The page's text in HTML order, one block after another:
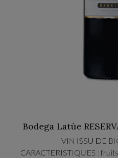
Bodega Latùe
VIN ISSU DE
CARACTERISTIQUES :